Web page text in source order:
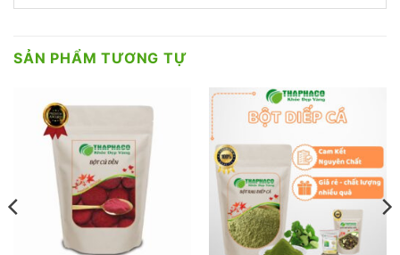
SẢN PHẨM TƯƠNG TỰ